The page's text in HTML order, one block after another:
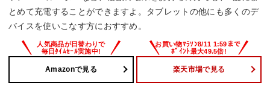
とめて充電することができますよ。タブレットの他にも多くのデ
バイスを使いこなす方におすすめ。
Amazonで見る 楽天市場で見る